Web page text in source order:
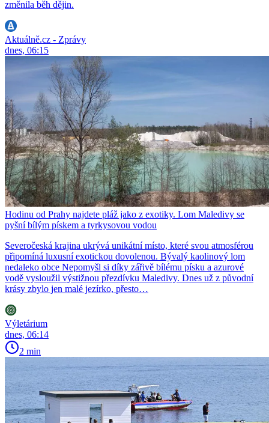
změnila běh dějin.
Aktuálně.cz - Zprávy
dnes, 06:15
Hodinu od Prahy najdete pláž jako z exotiky. Lom Maledivy se
pyšní bílým pískem a tyrkysovou vodou
Severočeská krajina ukrývá unikátní místo, které svou atmosférou
připomíná luxusní exotickou dovolenou. Bývalý kaolinový lom
nedaleko obce Nepomyšl si díky zářivě bílému písku a azurové
vodě vysloužil výstižnou přezdívku Maledivy. Dnes už z původní
krásy zbylo jen malé jezírko, přesto…
Výletárium
dnes, 06:14
2 min